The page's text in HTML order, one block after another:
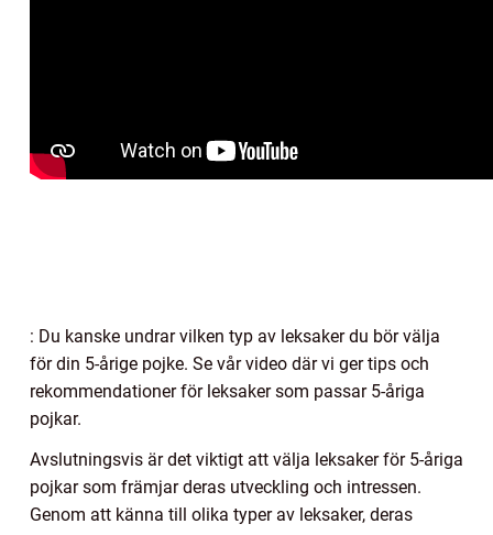
: Du kanske undrar vilken typ av leksaker du bör välja
för din 5-årige pojke. Se vår video där vi ger tips och
rekommendationer för leksaker som passar 5-åriga
pojkar.
Avslutningsvis är det viktigt att välja leksaker för 5-åriga
pojkar som främjar deras utveckling och intressen.
Genom att känna till olika typer av leksaker, deras